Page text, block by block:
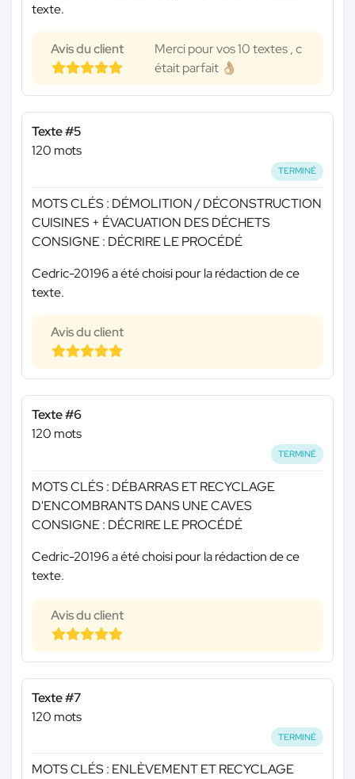
texte.
Avis du client
Merci pour vos 10 textes , c
était parfait 👌🏼
Texte #5
120 mots
TERMINÉ
MOTS CLÉS : DÉMOLITION / DÉCONSTRUCTION
CUISINES + ÉVACUATION DES DÉCHETS
CONSIGNE : DÉCRIRE LE PROCÉDÉ
Cedric-20196 a été choisi pour la rédaction de ce
texte.
Avis du client
Texte #6
120 mots
TERMINÉ
MOTS CLÉS : DÉBARRAS ET RECYCLAGE
D'ENCOMBRANTS DANS UNE CAVES
CONSIGNE : DÉCRIRE LE PROCÉDÉ
Cedric-20196 a été choisi pour la rédaction de ce
texte.
Avis du client
Texte #7
120 mots
TERMINÉ
MOTS CLÉS : ENLÈVEMENT ET RECYCLAGE